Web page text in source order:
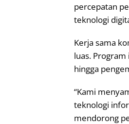
percepatan
teknologi
Kerja sama
luas.
hingga
“Kami
teknologi
mendorong